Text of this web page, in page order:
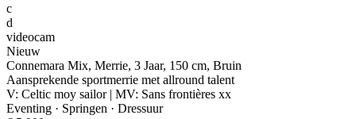
c
d
videocam
Nieuw
Connemara Mix, Merrie, 3 Jaar, 150 cm, Bruin
Aansprekende sportmerrie met allround talent
V: Celtic moy sailor | MV: Sans frontières xx
Eventing · Springen · Dressuur